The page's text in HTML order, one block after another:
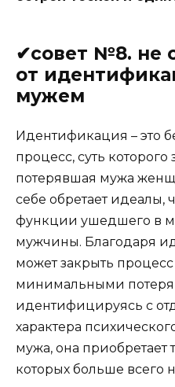
✔совет №8. не
от
мужем
Идентификация – это
процесс, суть которого
потерявшая мужа
себе обретает идеалы,
функции ушедшего в
мужчины. Благодаря
может закрыть
минимальными
идентифицируясь с
характера
мужа, она приобретает
которых больше всего